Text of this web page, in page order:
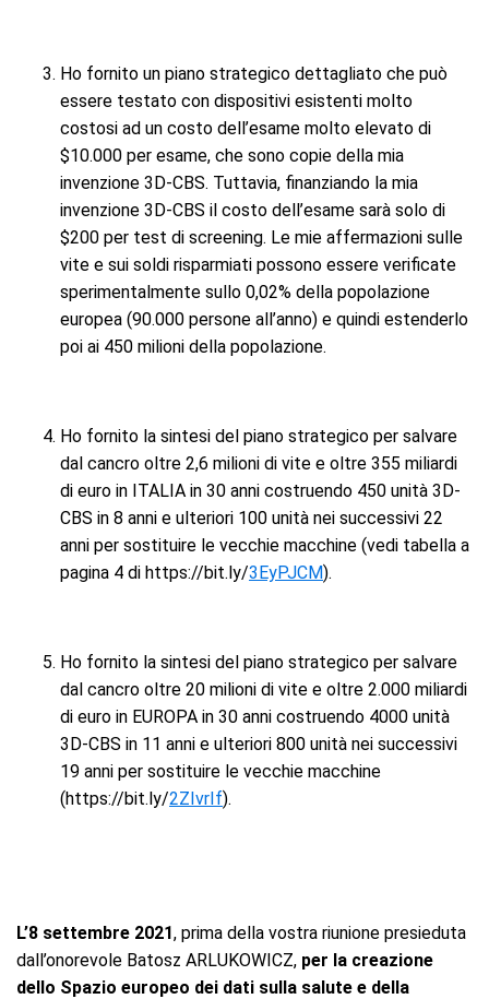
Ho fornito un piano strategico dettagliato che può
essere testato con dispositivi esistenti molto
costosi ad un costo dell’esame molto elevato di
$10.000 per esame, che sono copie della mia
invenzione 3D-CBS. Tuttavia, finanziando la mia
invenzione 3D-CBS il costo dell’esame sarà solo di
$200 per test di screening. Le mie affermazioni sulle
vite e sui soldi risparmiati possono essere verificate
sperimentalmente sullo 0,02% della popolazione
europea (90.000 persone all’anno) e quindi estenderlo
poi ai 450 milioni della popolazione.
Ho fornito la sintesi del piano strategico per salvare
dal cancro oltre 2,6 milioni di vite e oltre 355 miliardi
di euro in ITALIA in 30 anni costruendo 450 unità 3D-
CBS in 8 anni e ulteriori 100 unità nei successivi 22
anni per sostituire le vecchie macchine (vedi tabella a
pagina 4 di https://bit.ly/3EyPJCM).
Ho fornito la sintesi del piano strategico per salvare
dal cancro oltre 20 milioni di vite e oltre 2.000 miliardi
di euro in EUROPA in 30 anni costruendo 4000 unità
3D-CBS in 11 anni e ulteriori 800 unità nei successivi
19 anni per sostituire le vecchie macchine
(https://bit.ly/2ZIvrIf).
L’8 settembre 2021, prima della vostra riunione presieduta
dall’onorevole Batosz ARLUKOWICZ, per la creazione
dello Spazio europeo dei dati sulla salute e della